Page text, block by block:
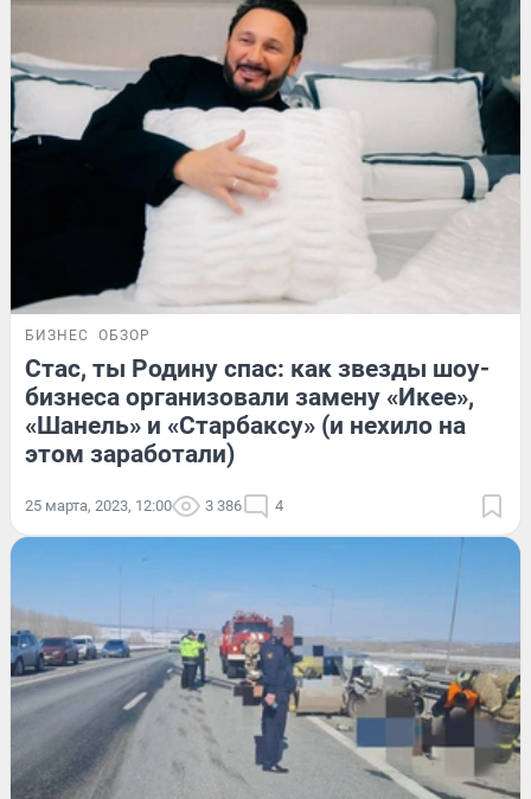
БИЗНЕС ОБЗОР
Стас, ты Родину спас: как звезды шоу-
бизнеса организовали замену «Икее»,
«Шанель» и «Старбаксу» (и нехило на
этом заработали)
25 марта, 2023, 12:00 3 386 4